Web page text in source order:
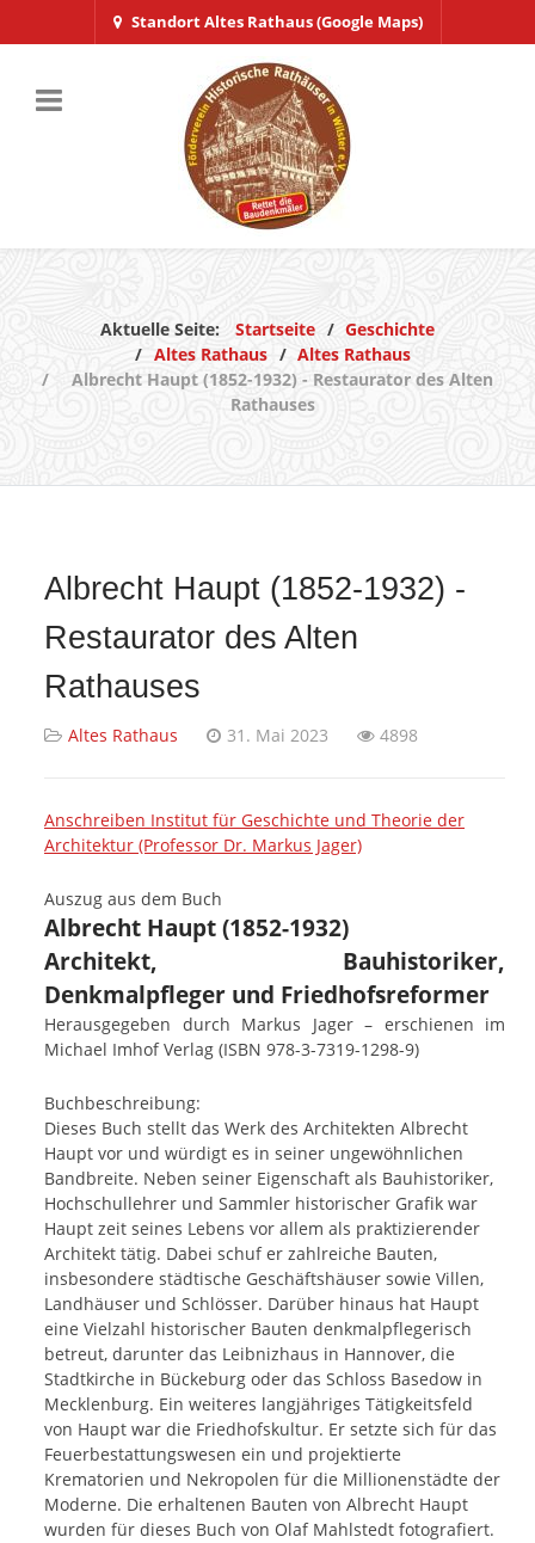
Standort Altes Rathaus (Google Maps)
Aktuelle Seite: Startseite
Geschichte
Altes Rathaus
Altes Rathaus
Albrecht Haupt (1852-1932) - Restaurator des Alten
Rathauses
Albrecht Haupt (1852-1932) -
Restaurator des Alten
Rathauses
Altes Rathaus 31. Mai 2023 4898
Anschreiben Institut für Geschichte und Theorie der
Architektur (Professor Dr. Markus Jager)
Auszug aus dem Buch
Albrecht Haupt (1852-1932)
Architekt, Bauhistoriker,
Denkmalpfleger und Friedhofsreformer
Herausgegeben durch Markus Jager – erschienen im
Michael Imhof Verlag (ISBN 978-3-7319-1298-9)
Buchbeschreibung:
Dieses Buch stellt das Werk des Architekten Albrecht
Haupt vor und würdigt es in seiner ungewöhnlichen
Bandbreite. Neben seiner Eigenschaft als Bauhistoriker,
Hochschullehrer und Sammler historischer Grafik war
Haupt zeit seines Lebens vor allem als praktizierender
Architekt tätig. Dabei schuf er zahlreiche Bauten,
insbesondere städtische Geschäftshäuser sowie Villen,
Landhäuser und Schlösser. Darüber hinaus hat Haupt
eine Vielzahl historischer Bauten denkmalpflegerisch
betreut, darunter das Leibnizhaus in Hannover, die
Stadtkirche in Bückeburg oder das Schloss Basedow in
Mecklenburg. Ein weiteres langjähriges Tätigkeitsfeld
von Haupt war die Friedhofskultur. Er setzte sich für das
Feuerbestattungswesen ein und projektierte
Krematorien und Nekropolen für die Millionenstädte der
Moderne. Die erhaltenen Bauten von Albrecht Haupt
wurden für dieses Buch von Olaf Mahlstedt fotografiert.